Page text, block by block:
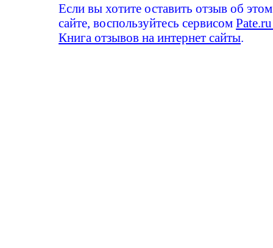
Если вы хотите оставить отзыв об этом
сайте, воспользуйтесь сервисом
Книга отзывов на интернет сайты